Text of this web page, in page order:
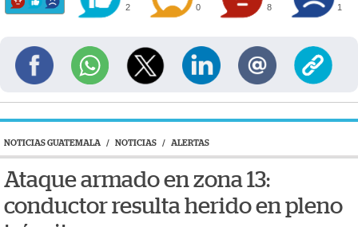
2 0 8 1
NOTICIAS GUATEMALA / NOTICIAS / ALERTAS
Ataque armado en zona 13:
conductor resulta herido en pleno